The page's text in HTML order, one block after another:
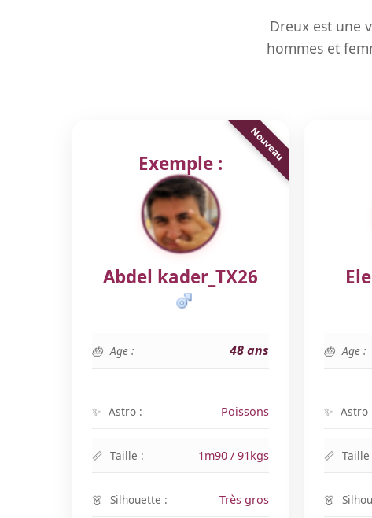
Dreux est une
hommes et
Exemple :
Abdel kader_TX26
Age : 48 ans
Astro : Poissons
Taille : 1m90 / 91kgs
Silhouette : Très gros
Age :
Astro
Taille